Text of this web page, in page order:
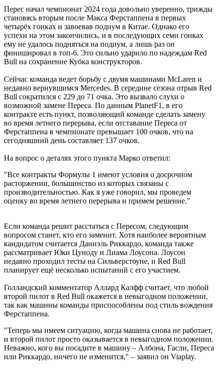
Перес начал чемпионат 2024 года довольно уверенно, трижды
становясь вторым после Макса Ферстаппена в первых
четырёх гонках и завоевав подиум в Китае. Однако его
успехи на этом закончились, и в последующих семи гонках
ему не удалось подняться на подиум, а лишь раз он
финишировал в топ-6. Это сильно ударило по надеждам Red
Bull на сохранение Кубка конструкторов.
Сейчас команда ведет борьбу с двумя машинами McLaren и
недавно вернувшимся Mercedes. В середине сезона отрыв Red
Bull сократился с 229 до 71 очка. Это вызвало слухи о
возможной замене Переса. По данным PlanetF1, в его
контракте есть пункт, позволяющий команде сделать замену
во время летнего перерыва, если отставание Переса от
Ферстаппена в чемпионате превышает 100 очков, что на
сегодняшний день составляет 137 очков.
На вопрос о деталях этого пункта Марко ответил:
"Все контракты Формулы 1 имеют условия о досрочном
расторжении, большинство из которых связаны с
производительностью. Как я уже говорил, мы проведем
оценку во время летнего перерыва и примем решение."
Если команда решит расстаться с Пересом, следующим
вопросом станет, кто его заменит. Хотя наиболее вероятным
кандидатом считается Даниэль Риккардо, команда также
рассматривает Юки Цуноду и Лиама Лоусона. Лоусон
недавно проходил тесты на Сильверстоуне, и Red Bull
планирует ещё несколько испытаний с его участием.
Голландский комментатор Аллард Калфф считает, что любой
второй пилот в Red Bull окажется в невыгодном положении,
так как машины команды приспособлены под стиль вождения
Ферстаппена.
"Теперь мы имеем ситуацию, когда машина снова не работает,
и второй пилот просто оказывается в невыгодном положении.
Неважно, кого вы посадите в машину – Албона, Гасли, Переса
или Риккардо, ничего не изменится," – заявил он Viaplay.